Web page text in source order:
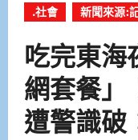
.社會 新聞來源:
吃完東海
網套餐」
遭警識破